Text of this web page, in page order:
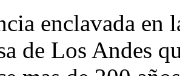
enclavada en
de Los Andes